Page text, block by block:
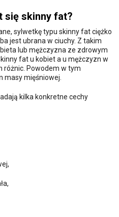
się skinny fat?
sylwetkę typu skinny fat ciężko
jest ubrana w ciuchy. Z takim
lub mężczyzna ze zdrowym
fat u kobiet a u mężczyzn w
różnic. Powodem w tym
masy mięśniowej.
kilka konkretne cechy